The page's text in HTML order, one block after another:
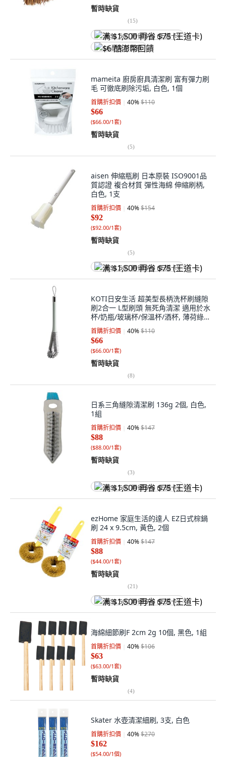
暫時缺貨
(15)
满 $1,500 再省 $75 (王道卡)
$6 酷澎幣回饋
mameita 廚房廚具清潔刷 富有彈力刷
毛 可徹底刷除污垢, 白色, 1個
首購折扣價 40%$110
$66
($66.00/1套)
暫時缺貨
(5)
aisen 伸縮瓶刷 日本原裝 ISO9001品
質認證 複合材質 彈性海綿 伸縮刷柄,
白色, 1支
首購折扣價 40%$154
$92
($92.00/1套)
暫時缺貨
(5)
满 $1,500 再省 $75 (王道卡)
KOTI日安生活 超美型長柄洗杯刷縫隙
刷2合一 L型刷頭 無死角清潔 適用於水
杯/奶瓶/玻璃杯/保溫杯/酒杯, 薄荷綠
色, 1個
首購折扣價 40%$110
$66
($66.00/1套)
暫時缺貨
(8)
日系三角縫隙清潔刷 136g 2個, 白色,
1組
首購折扣價 40%$147
$88
($88.00/1套)
暫時缺貨
(3)
满 $1,500 再省 $75 (王道卡)
ezHome 家庭生活的達人 EZ日式棕鍋
刷 24 x 9.5cm, 黃色, 2個
首購折扣價 40%$147
$88
($44.00/1套)
暫時缺貨
(21)
满 $1,500 再省 $75 (王道卡)
海綿細節刷F 2cm 2g 10個, 黑色, 1組
首購折扣價 40%$106
$63
($63.00/1套)
暫時缺貨
(4)
Skater 水壺清潔細刷, 3支, 白色
首購折扣價 40%$270
$162
($54.00/1個)